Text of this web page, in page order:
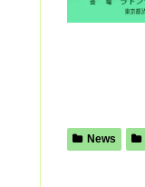
News